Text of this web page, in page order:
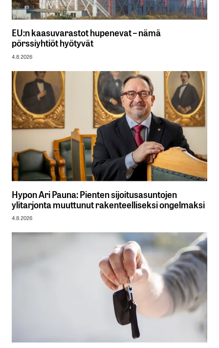
EU:n kaasuvarastot hupenevat – nämä
pörssiyhtiöt hyötyvät
4.8.2026
Hypon Ari Pauna: Pienten sijoitusasuntojen
ylitarjonta muuttunut rakenteelliseksi ongelmaksi
4.8.2026